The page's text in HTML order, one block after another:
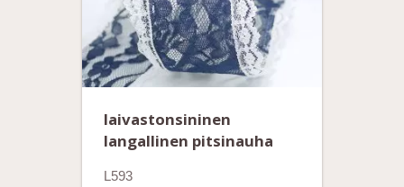
laivastonsininen
langallinen pitsinauha
L593